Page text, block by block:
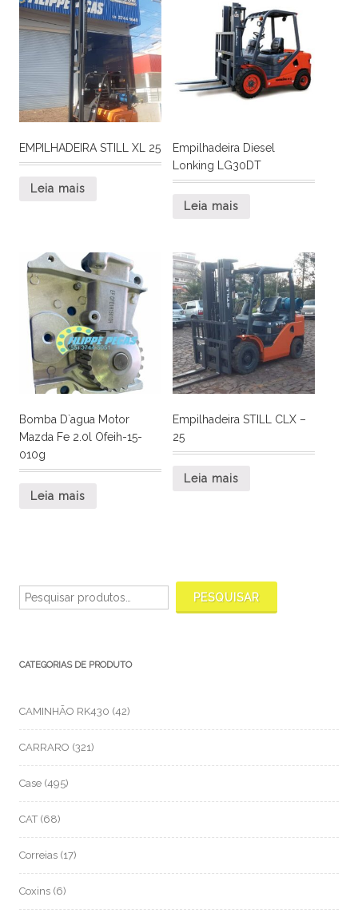
EMPILHADEIRA STILL XL 25
Leia mais
Empilhadeira Diesel
Lonking LG30DT
Leia mais
Bomba D`agua Motor
Mazda Fe 2.0l Ofeih-15-
010g
Leia mais
Empilhadeira STILL CLX –
25
Leia mais
por:
PESQUISAR
CATEGORIAS DE PRODUTO
CAMINHÃO RK430 (42)
CARRARO (321)
Case (495)
CAT (68)
Correias (17)
Coxins (6)